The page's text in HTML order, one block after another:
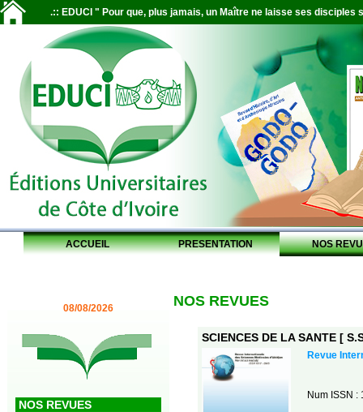
.:: EDUCI " Pour que, plus jamais, un Maître ne laisse ses disciples
ACCUEIL PRESENTATION NOS
08/08/2026
NOS REVUES
NOS REVUES
SCIENCES DE LA SANTE [
Revue
Num ISSN :